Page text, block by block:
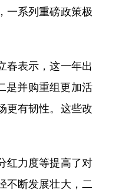
一系列重磅政策极
表示，这一年出
是并购重组更加活
更有韧性。这些改
红力度等提高了对
不断发展壮大，二